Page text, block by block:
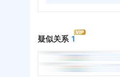
疑似关系 1